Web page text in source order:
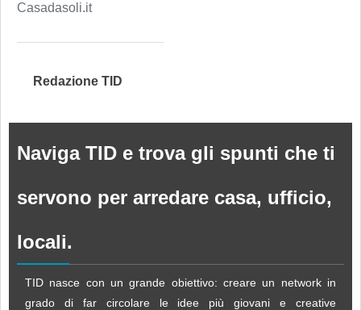
Casadasoli.it
Redazione TID
Naviga TID e trova gli spunti che ti
servono per arredare casa, ufficio,
locali.
TID nasce con un grande obiettivo: creare un network in
grado di far circolare le idee più giovani e creative